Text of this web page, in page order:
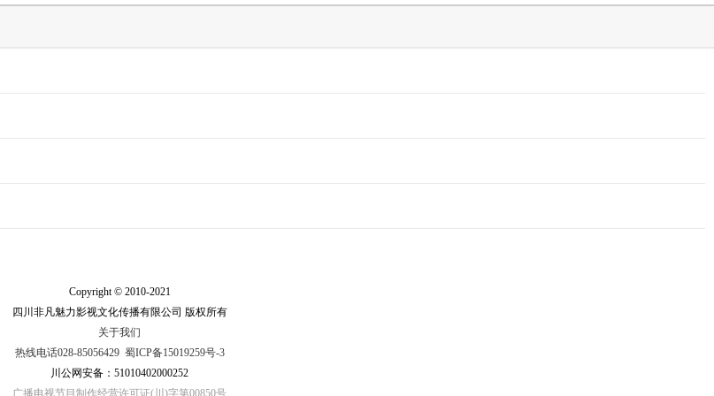
Copyright © 2010-2021
四川非凡魅力影视文化传播有限公司 版权所有
关于我们
热线电话028-85056429 蜀ICP备15019259号-3
川公网安备：51010402000252
广播电视节目制作经营许可证(川)字第00850号